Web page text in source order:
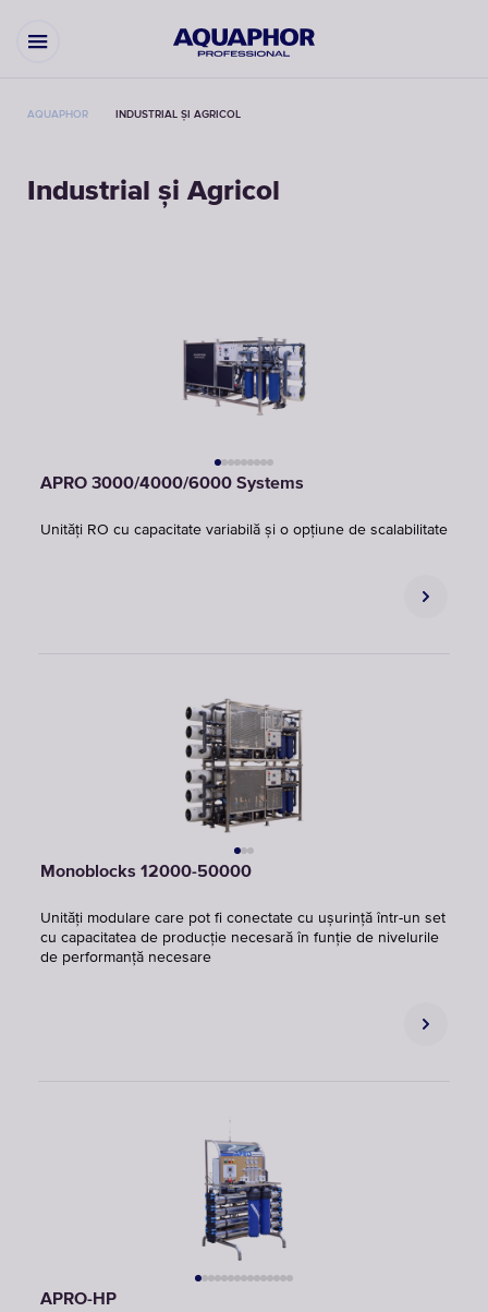
AQUAPHOR INDUSTRIAL ȘI AGRICOL
Industrial și Agricol
APRO 3000/4000/6000 Systems
Unități RO cu capacitate variabilă și o opțiune de scalabilitate
Monoblocks 12000-50000
Unități modulare care pot fi conectate cu ușurință într-un set
cu capacitatea de producție necesară în funție de nivelurile
de performanță necesare
APRO-HP